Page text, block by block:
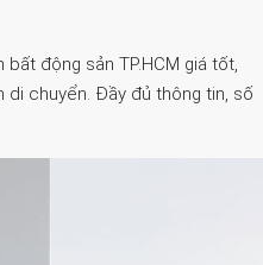
bất động sản TP.HCM giá tốt,
di chuyển. Đầy đủ thông tin, số